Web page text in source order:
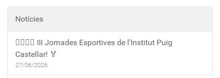
Notícies
🏃‍♀️🏃‍♂️ III Jornades Esportives de l'Institut Puig
Castellar! 🏅
27/06/2026